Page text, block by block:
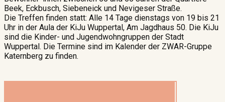
Beek, Eckbusch, Siebeneick und Nevigeser Straße.
Die Treffen finden statt: Alle 14 Tage dienstags von 19 bis 21
Uhr in der Aula der KiJu Wuppertal, Am Jagdhaus 50. Die KiJu
sind die Kinder- und Jugendwohngruppen der Stadt
Wuppertal. Die Termine sind im Kalender der ZWAR-Gruppe
Katernberg zu finden.